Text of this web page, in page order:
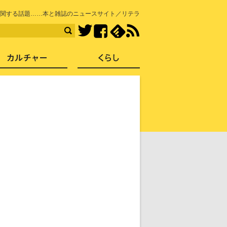
する話題……本と雑誌のニュースサイト／リテラ
TwitterFacebook
社会